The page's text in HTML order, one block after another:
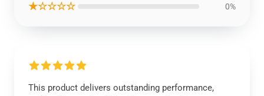
★☆☆☆☆ 0%
This product delivers outstanding performance,